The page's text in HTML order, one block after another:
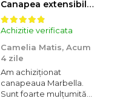
Canapea extensibila MARBELLA ONE, 3 locuri, cu arcuri si lada depozitare, antracit, 214x73x80 cm
Achizitie verificata
Camelia Matis, Acum
4 zile
Am achiziționat
canapeaua Marbella.
Sunt foarte mulțumită